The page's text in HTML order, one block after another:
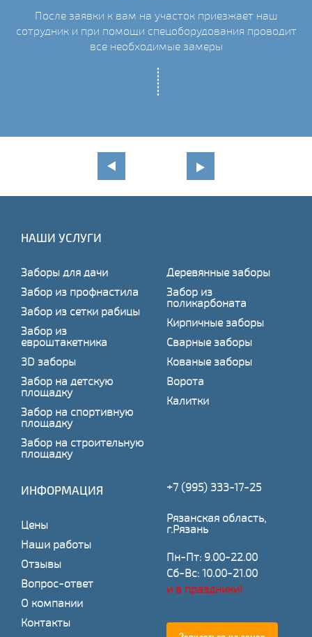
После заявки к вам на участок приезжает наш
сотрудник и при помощи спецоборудования проводит
все необходимые замеры
НАШИ УСЛУГИ
Заборы для дачи
Забор из профнастила
Забор из сетки рабицы
Забор из
евроштакетника
3D заборы
Забор на детскую
площадку
Забор на спортивную
площадку
Забор на строительную
площадку
Деревянные заборы
Забор из
поликарбоната
Кирпичные заборы
Сварные заборы
Кованые заборы
Ворота
Калитки
ИНФОРМАЦИЯ
Цены
Наши работы
Отзывы
Вопрос-ответ
О компании
Контакты
+7 (995) 333-17-25
Рязанская область,
г.Рязань
Пн-Пт: 9.00-22.00
Сб-Вс: 10.00-21.00
и в праздники!